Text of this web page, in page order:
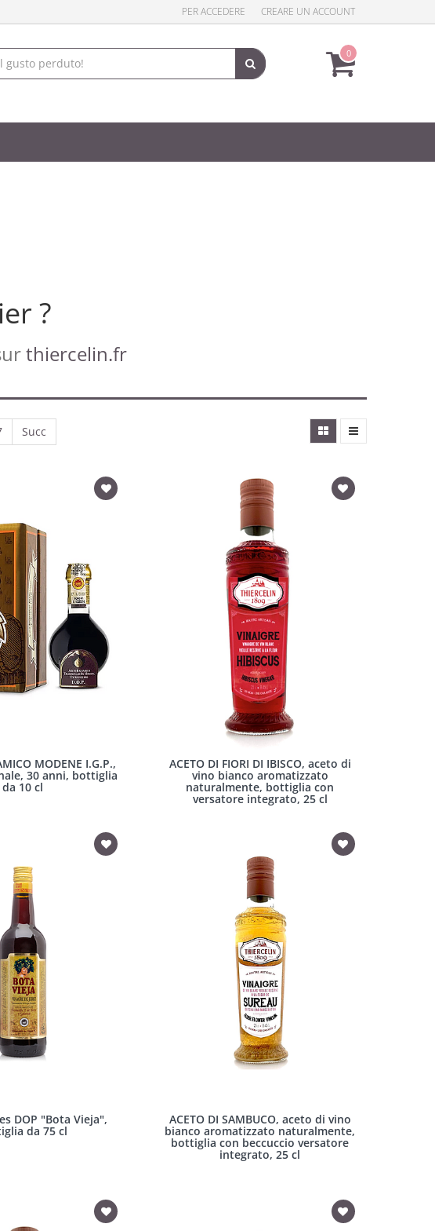
PER ACCEDERE CREARE UN ACCOUNT
0
?
thiercelin.fr
Succ
MODENE I.G.P.,
30 anni, bottiglia
da 10 cl
ACETO DI FIORI DI IBISCO, aceto di
vino bianco aromatizzato
naturalmente, bottiglia con
versatore integrato, 25 cl
DOP "Bota Vieja",
da 75 cl
ACETO DI SAMBUCO, aceto di vino
bianco aromatizzato naturalmente,
bottiglia con beccuccio versatore
integrato, 25 cl